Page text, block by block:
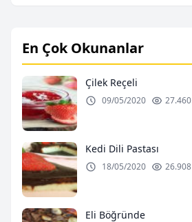
En Çok Okunanlar
Çilek Reçeli
09/05/2020 27.460
Kedi Dili Pastası
18/05/2020 26.908
Eli Böğründe